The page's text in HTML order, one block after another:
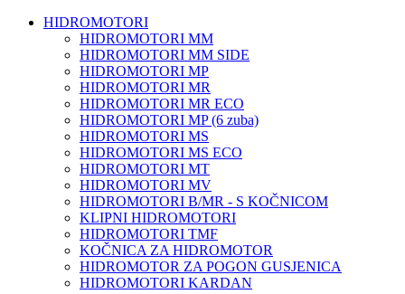
HIDROMOTORI
HIDROMOTORI MM
HIDROMOTORI MM SIDE
HIDROMOTORI MP
HIDROMOTORI MR
HIDROMOTORI MR ECO
HIDROMOTORI MP (6 zuba)
HIDROMOTORI MS
HIDROMOTORI MS ECO
HIDROMOTORI MT
HIDROMOTORI MV
HIDROMOTORI B/MR - S KOČNICOM
KLIPNI HIDROMOTORI
HIDROMOTORI TMF
KOČNICA ZA HIDROMOTOR
HIDROMOTOR ZA POGON GUSJENICA
HIDROMOTORI KARDAN